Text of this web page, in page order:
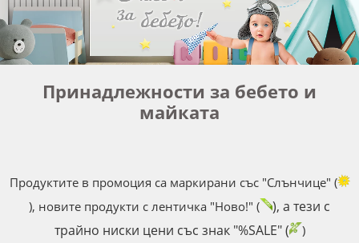
Принадлежности за бебето и
майката
Продуктите в промоция са маркирани със "Слънчице" (
), новите продукти с лентичка "Ново!" (
), а тези с
трайно ниски цени със знак "%SALE" (
)